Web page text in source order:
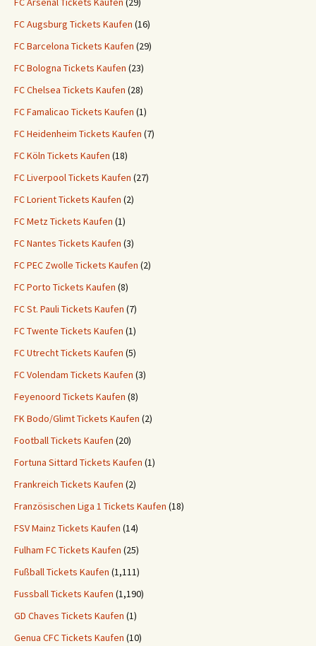
FC Augsburg Tickets Kaufen (16)
FC Barcelona Tickets Kaufen (29)
FC Bologna Tickets Kaufen (23)
FC Chelsea Tickets Kaufen (28)
FC Famalicao Tickets Kaufen (1)
FC Heidenheim Tickets Kaufen (7)
FC Köln Tickets Kaufen (18)
FC Liverpool Tickets Kaufen (27)
FC Lorient Tickets Kaufen (2)
FC Metz Tickets Kaufen (1)
FC Nantes Tickets Kaufen (3)
FC PEC Zwolle Tickets Kaufen (2)
FC Porto Tickets Kaufen (8)
FC St. Pauli Tickets Kaufen (7)
FC Twente Tickets Kaufen (1)
FC Utrecht Tickets Kaufen (5)
FC Volendam Tickets Kaufen (3)
Feyenoord Tickets Kaufen (8)
FK Bodo/Glimt Tickets Kaufen (2)
Football Tickets Kaufen (20)
Fortuna Sittard Tickets Kaufen (1)
Frankreich Tickets Kaufen (2)
Französischen Liga 1 Tickets Kaufen (18)
FSV Mainz Tickets Kaufen (14)
Fulham FC Tickets Kaufen (25)
Fußball Tickets Kaufen (1,111)
Fussball Tickets Kaufen (1,190)
GD Chaves Tickets Kaufen (1)
Genua CFC Tickets Kaufen (10)